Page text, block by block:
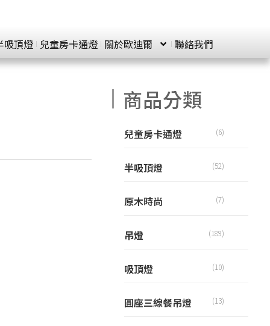
吸頂燈 兒童房卡通燈 關於歐迪爾 聯絡我們
商品分類
兒童房卡通燈 (6)
半吸頂燈 (52)
原木時尚 (7)
吊燈 (189)
吸頂燈 (10)
圓座三線餐吊燈 (13)